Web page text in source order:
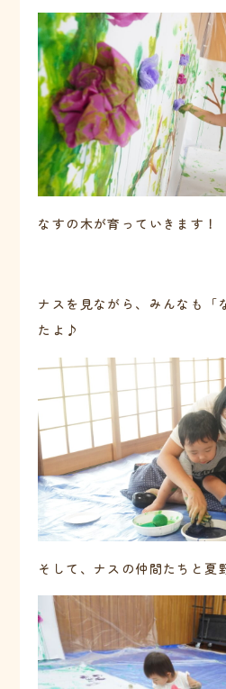
なすの木が育っていきます！
ナスを見ながら、みんなも「
たよ♪
そして、ナスの仲間たちと夏